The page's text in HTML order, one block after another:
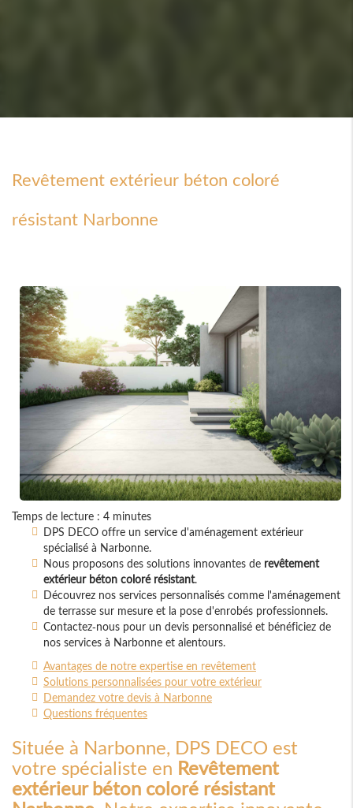
Revêtement extérieur béton coloré
résistant Narbonne
Temps de lecture : 4 minutes
DPS DECO offre un service d'aménagement extérieur
spécialisé à Narbonne.
Nous proposons des solutions innovantes de revêtement
extérieur béton coloré résistant.
Découvrez nos services personnalisés comme l'aménagement
de terrasse sur mesure et la pose d'enrobés professionnels.
Contactez-nous pour un devis personnalisé et bénéficiez de
nos services à Narbonne et alentours.
Avantages de notre expertise en revêtement
Solutions personnalisées pour votre extérieur
Demandez votre devis à Narbonne
Questions fréquentes
Située à Narbonne, DPS DECO est
votre spécialiste en Revêtement
extérieur béton coloré résistant